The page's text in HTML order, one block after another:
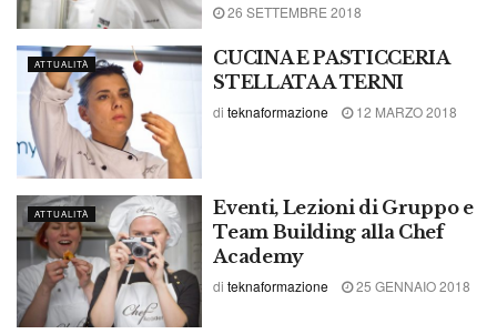
26 SETTEMBRE 2018
ATTUALITÀ
CUCINA E PASTICCERIA
STELLATA A TERNI
di teknaformazione 12 MARZO 2018
ATTUALITÀ
Eventi, Lezioni di Gruppo e
Team Building alla Chef
Academy
di teknaformazione 25 GENNAIO 2018